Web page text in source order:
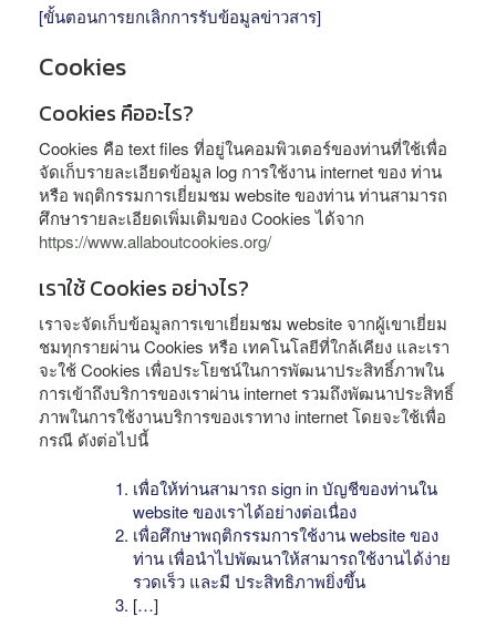
[ขั้นตอนการยกเลิกการรับข้อมูลข่าวสาร]
Cookies
Cookies คืออะไร?
Cookies คือ text files ที่อยู่ในคอมพิวเตอร์ของท่านที่ใช้เพื่อ
จัดเก็บรายละเอียดข้อมูล log การใช้งาน internet ของ ท่าน
หรือ พฤติกรรมการเยี่ยมชม website ของท่าน ท่านสามารถ
ศึกษารายละเอียดเพิ่มเติมของ Cookies ได้จาก
https://www.allaboutcookies.org/
เราใช้ Cookies อย่างไร?
เราจะจัดเก็บข้อมูลการเขาเยี่ยมชม website จากผู้เขาเยี่ยม
ชมทุกรายผ่าน Cookies หรือ เทคโนโลยีที่ใกล้เคียง และเรา
จะใช้ Cookies เพื่อประโยชน์ในการพัฒนาประสิทธิ์ภาพใน
การเข้าถึงบริการของเราผ่าน internet รวมถึงพัฒนาประสิทธิ์
ภาพในการใช้งานบริการของเราทาง internet โดยจะใช้เพื่อ
กรณี ดังต่อไปนี้
เพื่อให้ท่านสามารถ sign in บัญชีของท่านใน
website ของเราได้อย่างต่อเนื่อง
เพื่อศึกษาพฤติกรรมการใช้งาน website ของ
ท่าน เพื่อนำไปพัฒนาให้สามารถใช้งานได้ง่าย
รวดเร็ว และมี ประสิทธิภาพยิ่งขึ้น
[…]